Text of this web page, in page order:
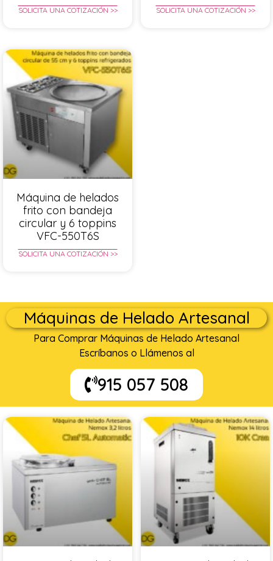
SOLICITA UNA COTIZACIÓN >> SOLICITA UNA COTIZACIÓN >>
Máquina de helados
frito con bandeja
circular y 6 toppins
VFC-550T6S
SOLICITA UNA COTIZACIÓN >>
Máquinas de Helado Artesanal
Para Comprar Máquinas de Helado Artesanal
Escríbanos o Llámenos al
915 057 508